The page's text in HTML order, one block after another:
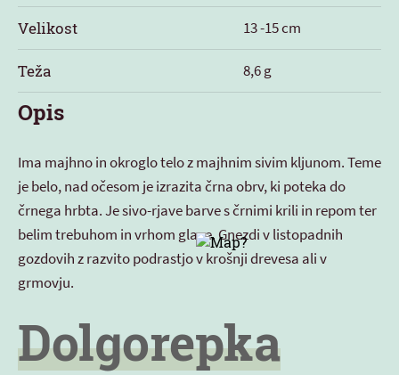
Velikost 13 -15 cm
Teža 8,6 g
Opis
Ima majhno in okroglo telo z majhnim sivim kljunom. Teme
je belo, nad očesom je izrazita črna obrv, ki poteka do
črnega hrbta. Je sivo-rjave barve s črnimi krili in repom ter
belim trebuhom in vrhom glave. Gnezdi v listopadnih
gozdovih z razvito podrastjo v krošnji drevesa ali v
grmovju.
Dolgorepka